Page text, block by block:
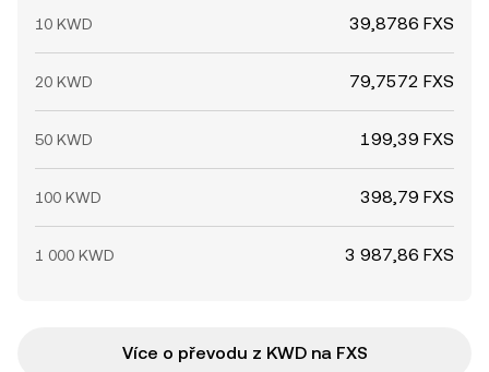
10 KWD 39,8786 FXS
20 KWD 79,7572 FXS
50 KWD 199,39 FXS
100 KWD 398,79 FXS
1 000 KWD 3 987,86 FXS
Více o převodu z KWD na FXS